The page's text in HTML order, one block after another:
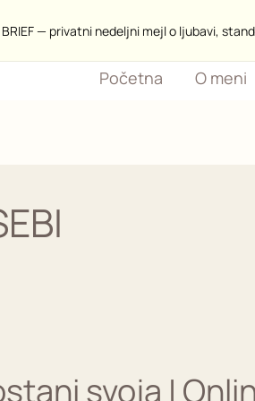
BRIEF — privatni nedeljni mejl o ljubavi,
Početna
O meni
svoja |